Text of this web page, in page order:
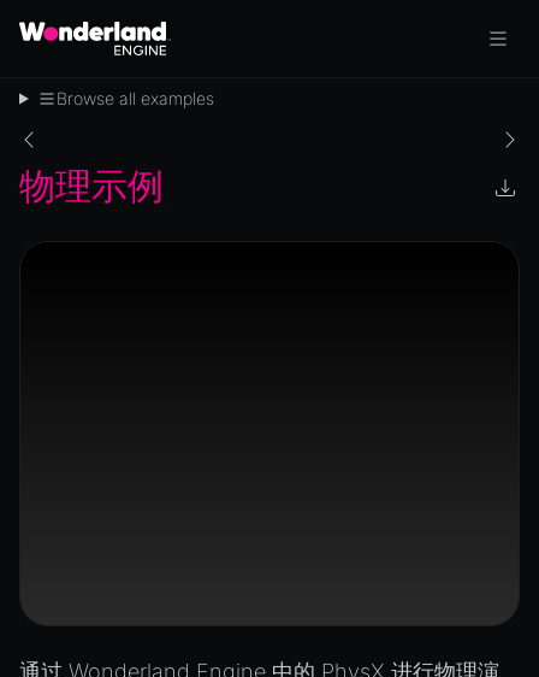
Browse all examples
物理示例
通过 Wonderland Engine 中的 PhysX 进行物理演